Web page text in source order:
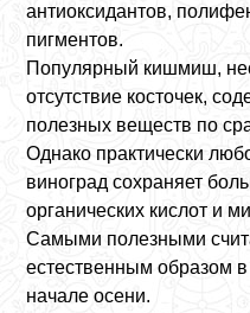
антиоксидантов,
пигментов.
Популярный кишмиш,
отсутствие косточек,
полезных веществ по
Однако практически
виноград сохраняет
органических кислот и
Самыми полезными
естественным образом в
начале осени.